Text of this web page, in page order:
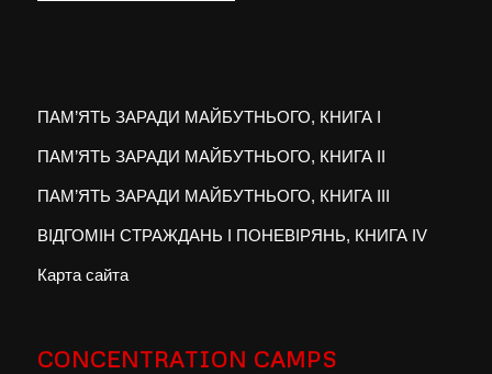
ПАМ’ЯТЬ ЗАРАДИ МАЙБУТНЬОГО, КНИГА I
ПАМ’ЯТЬ ЗАРАДИ МАЙБУТНЬОГО, КНИГА II
ПАМ’ЯТЬ ЗАРАДИ МАЙБУТНЬОГО, КНИГА III
ВІДГОМІН СТРАЖДАНЬ І ПОНЕВІРЯНЬ, КНИГА IV
Карта сайта
CONCENTRATION CAMPS